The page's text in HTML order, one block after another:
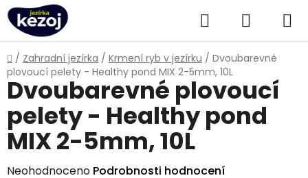
Přejít
na
obsah
Hledat
KOŠÍK
Domů
/ Zahradní jezírka / Krmení ryb v jezírku / Dvoubarevné
plovoucí pelety - Healthy pond MIX 2-5mm, 10L
Dvoubarevné plovoucí
pelety - Healthy pond
MIX 2-5mm, 10L
Průměrné
Neohodnoceno Podrobnosti hodnocení